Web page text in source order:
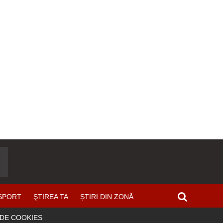
ŞTIREA TA ȘTIRI DIN ZONĂ
COOKIES